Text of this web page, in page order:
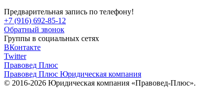
Предварительная запись по телефону!
+7 (916) 692-85-12
Обратный звонок
Группы в социальных сетях
ВКонтакте
Twitter
Правовед Плюс
Правовед Плюс Юридическая компания
© 2016-2026 Юридическая компания «Правовед-Плюс».